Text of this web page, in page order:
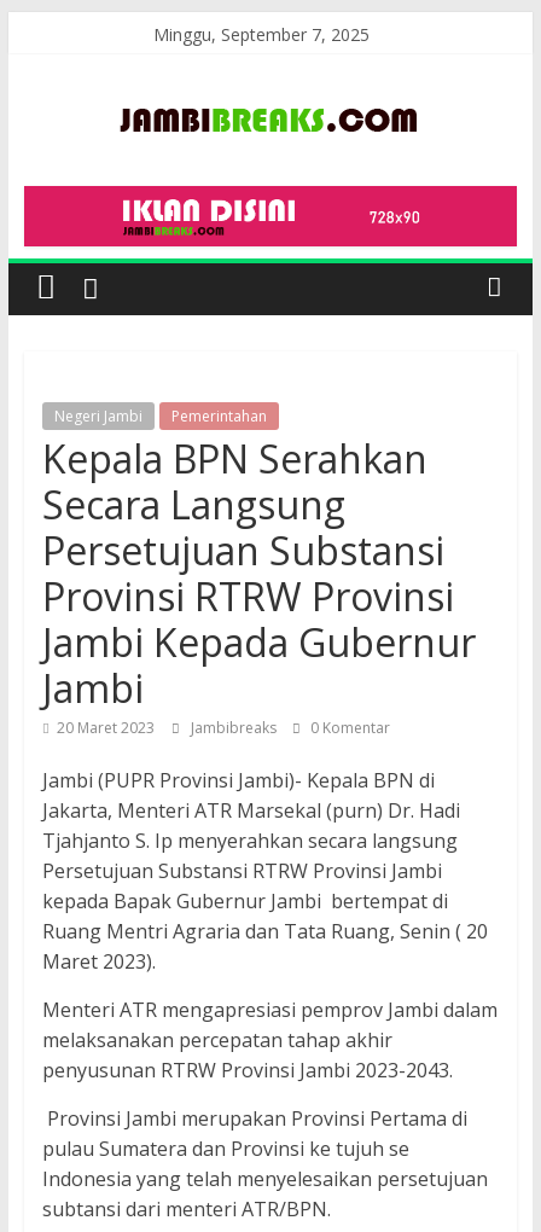
Minggu, September 7, 2025
JambiBreaks
Negeri Jambi Pemerintahan
Kepala BPN Serahkan
Secara Langsung
Persetujuan Substansi
Provinsi RTRW Provinsi
Jambi Kepada Gubernur
Jambi
20 Maret 2023 Jambibreaks 0 Komentar
Jambi (PUPR Provinsi Jambi)- Kepala BPN di
Jakarta, Menteri ATR Marsekal (purn) Dr. Hadi
Tjahjanto S. Ip menyerahkan secara langsung
Persetujuan Substansi RTRW Provinsi Jambi
kepada Bapak Gubernur Jambi bertempat di
Ruang Mentri Agraria dan Tata Ruang, Senin ( 20
Maret 2023).
Menteri ATR mengapresiasi pemprov Jambi dalam
melaksanakan percepatan tahap akhir
penyusunan RTRW Provinsi Jambi 2023-2043.
Provinsi Jambi merupakan Provinsi Pertama di
pulau Sumatera dan Provinsi ke tujuh se
Indonesia yang telah menyelesaikan persetujuan
subtansi dari menteri ATR/BPN.